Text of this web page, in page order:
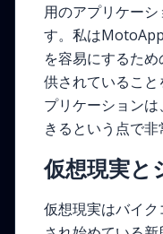
用のアプリケー
す。私は
を容易にするた
供されているこ
プリケーション
きるという点で非
仮想現実と
仮想現実はバイ